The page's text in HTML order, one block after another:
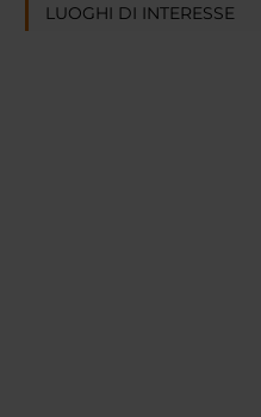
LUOGHI DI INTERESSE